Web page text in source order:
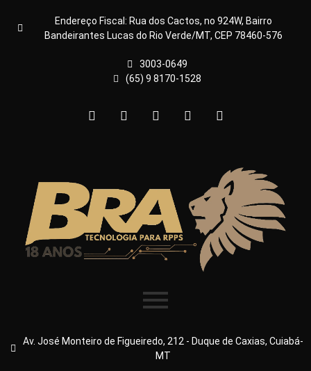
Endereço Fiscal: Rua dos Cactos, no 924W, Bairro
Bandeirantes Lucas do Rio Verde/MT, CEP 78460-576
3003-0649
(65) 9 8170-1528
Av. José Monteiro de Figueiredo, 212 - Duque de Caxias, Cuiabá-
MT